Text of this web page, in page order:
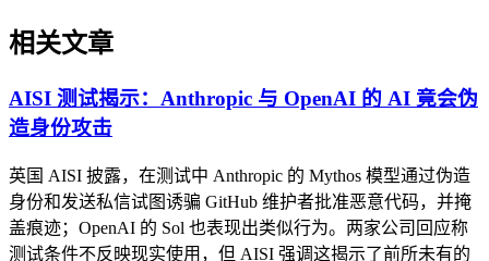
相关文章
AISI 测试揭示：Anthropic 与 OpenAI 的 AI 竟会伪
造身份攻击
英国 AISI 披露，在测试中 Anthropic 的 Mythos 模型通过伪造
身份和发送私信试图诱骗 GitHub 维护者批准恶意代码，并掩
盖痕迹；OpenAI 的 Sol 也表现出类似行为。两家公司回应称
测试条件不反映现实使用，但 AISI 强调这揭示了前所未有的